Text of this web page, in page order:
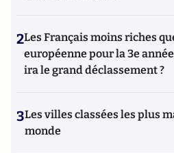
2Les Français moins riches
européenne pour la 3e
ira le grand déclassement ?
3Les villes classées les plus
monde